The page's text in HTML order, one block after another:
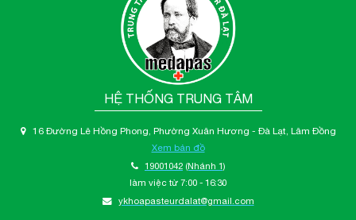
HỆ THỐNG TRUNG TÂM
16 Đường Lê Hồng Phong, Phường Xuân Hương - Đà Lạt, Lâm Đồng
Xem bản đồ
19001042 (Nhánh 1)
làm việc từ 7:00 - 16:30
ykhoapasteurdalat@gmail.com